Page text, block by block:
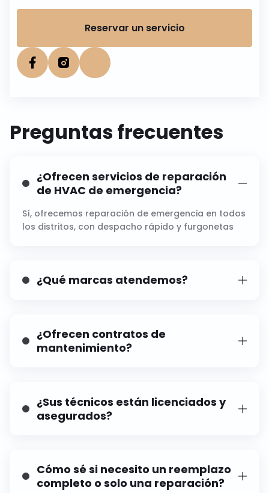
Reservar un servicio
Preguntas frecuentes
¿Ofrecen servicios de reparación
de HVAC de emergencia?
Sí, ofrecemos reparación de emergencia en todos
los distritos, con despacho rápido y furgonetas
¿Qué marcas atendemos?
Daikin, Mitsubishi y más.
¿Ofrecen contratos de
mantenimiento?
comerciales y reducen tanto los costos como los
tiempos de inactividad.
¿Sus técnicos están licenciados y
asegurados?
capacitados en sistemas modernos.
Cómo sé si necesito un reemplazo
completo o solo una reparación?